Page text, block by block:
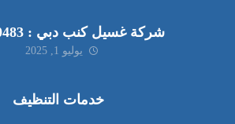
شركة غسيل كنب دبي : 0551030483
يوليو 1, 2025
خدمات التنظيف